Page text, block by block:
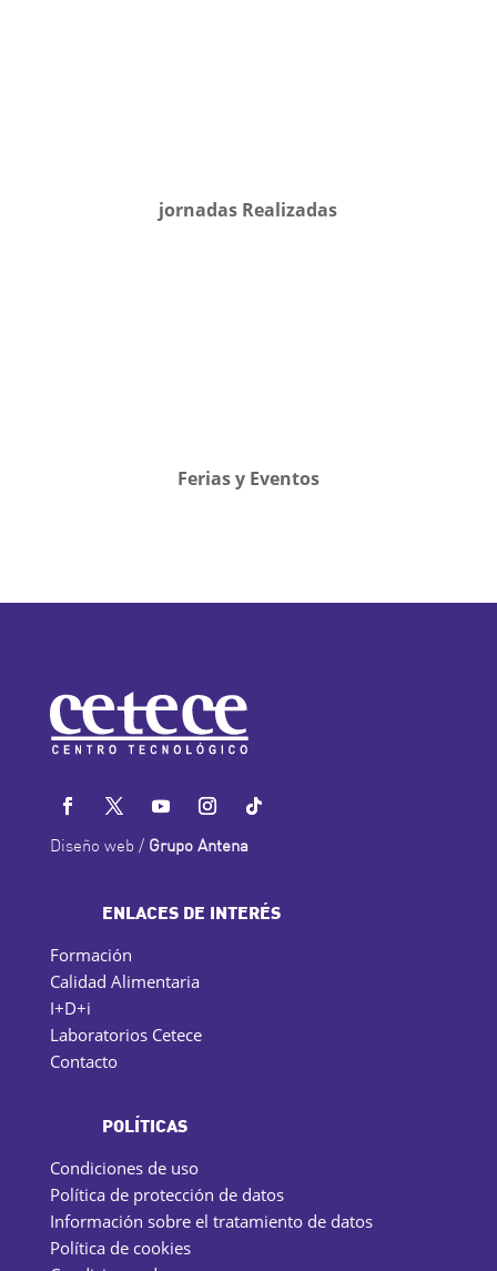
jornadas Realizadas
Ferias y Eventos
Diseño web / Grupo Antena
ENLACES DE INTERÉS
Formación
Calidad Alimentaria
I+D+i
Laboratorios Cetece
Contacto
POLÍTICAS
Condiciones de uso
Política de protección de datos
Información sobre el tratamiento de datos
Política de cookies